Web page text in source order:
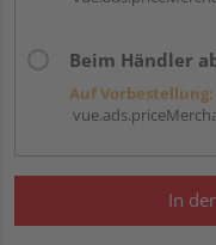
Beim Händler
Auf Vorbestellung:
In